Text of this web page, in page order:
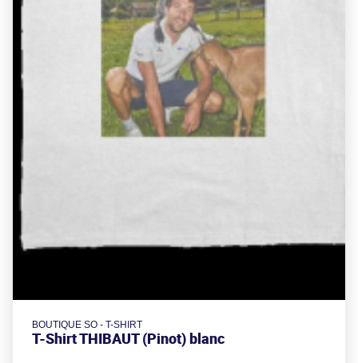
BOUTIQUE SO - T-SHIRT
T-Shirt THIBAUT (Pinot) blanc